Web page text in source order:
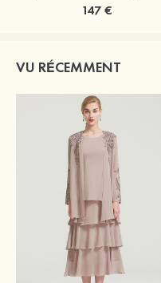
147 €
VU RÉCEMMENT